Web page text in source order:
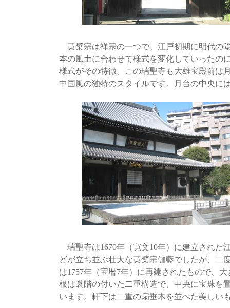
黄檗宗は禅宗の一つで、江戸初期に明代の
本の風土に合わせて様式を変化していったの
様式がその特徴。この瑞聖寺も大雄宝殿前は
中国風の独特のスタイルです。月台の中央に
瑞聖寺は1670年（寛文10年）に建立された
どが立ち並ぶ壮大な黄檗宗伽藍でしたが、二
は1757年（宝暦7年）に再建されたもので、
根は裳階の付いた二重構造で、中央に宝珠を
います。軒下は二重の扇垂木を並べた美しい